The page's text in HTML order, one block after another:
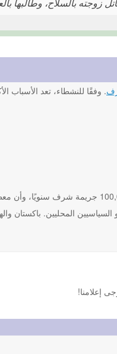
. وفقًا للنشطاء، تعد الأسباب
يعتقد النشطاء في حقوق الإنسان أنه يتم
المحليين. باكستان